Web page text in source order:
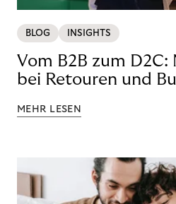
BLOG INSIGHTS
Vom B2B zum
bei Retouren und
MEHR LESEN